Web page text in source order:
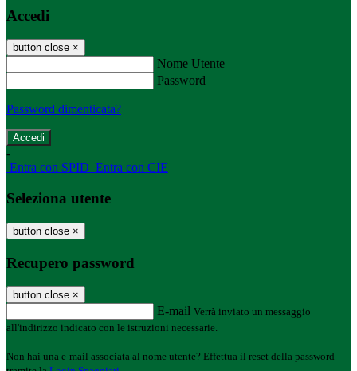
Accedi
button close ×
Nome Utente
Password
Password dimenticata?
-
Entra con SPID Entra con CIE
Seleziona utente
button close ×
Recupero password
button close ×
E-mail Verrà inviato un messaggio
all'indirizzo indicato con le istruzioni necessarie.
Non hai una e-mail associata al nome utente? Effettua il reset della password